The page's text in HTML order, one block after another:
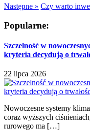
Następne » Czy warto
Popularne:
Szczelność w
kryteria decydują o
22 lipca 2026
Nowoczesne systemy
coraz wyższych
rurowego ma […]